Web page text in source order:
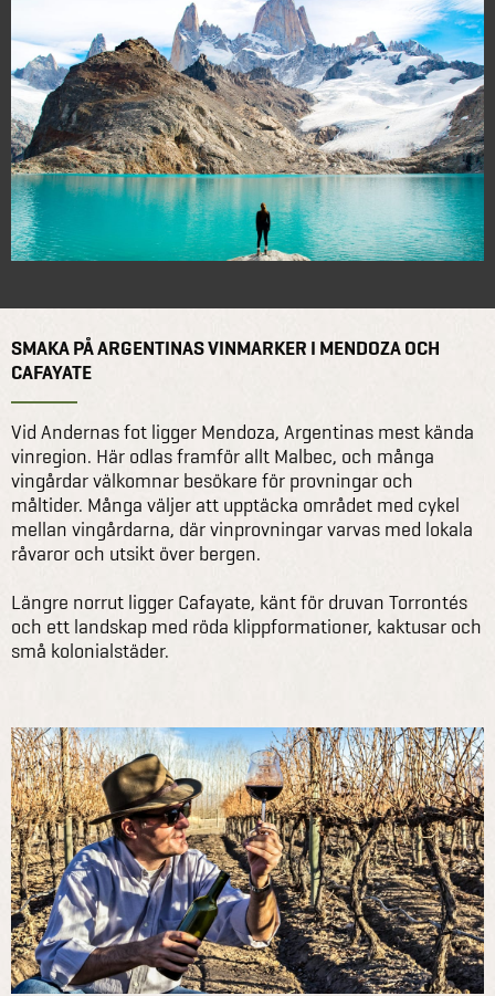
SMAKA PÅ ARGENTINAS VINMARKER I MENDOZA OCH
CAFAYATE
Vid Andernas fot ligger Mendoza, Argentinas mest kända
vinregion. Här odlas framför allt Malbec, och många
vingårdar välkomnar besökare för provningar och
måltider. Många väljer att upptäcka området med cykel
mellan vingårdarna, där vinprovningar varvas med lokala
råvaror och utsikt över bergen.
Längre norrut ligger Cafayate, känt för druvan Torrontés
och ett landskap med röda klippformationer, kaktusar och
små kolonialstäder.